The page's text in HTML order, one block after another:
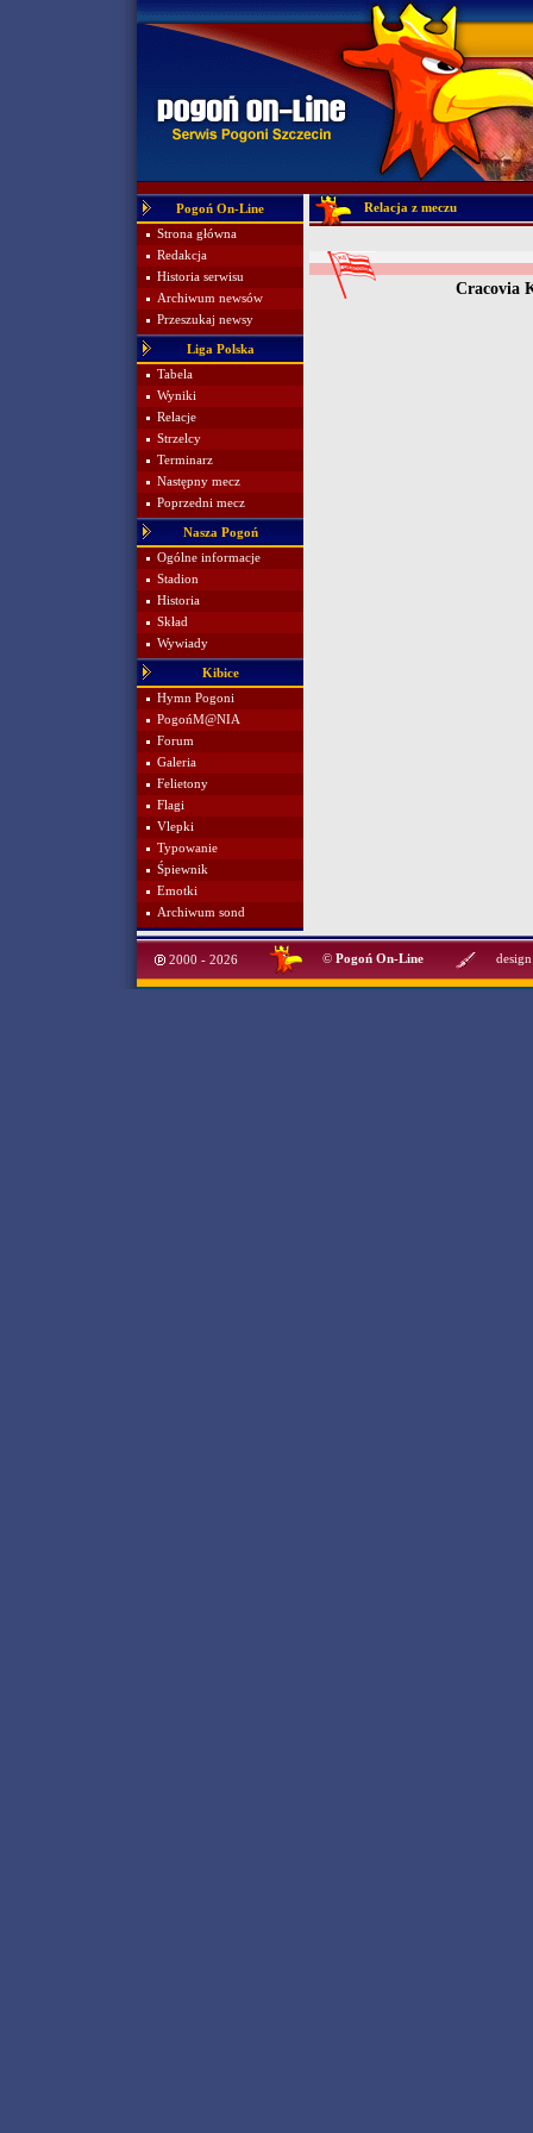
Pogoń On-Line
Strona główna
Redakcja
Historia serwisu
Archiwum newsów
Przeszukaj newsy
Liga Polska
Tabela
Wyniki
Relacje
Strzelcy
Terminarz
Następny mecz
Poprzedni mecz
Nasza Pogoń
Ogólne informacje
Stadion
Historia
Skład
Wywiady
Kibice
Hymn Pogoni
PogońM@NIA
Forum
Galeria
Felietony
Flagi
Vlepki
Typowanie
Śpiewnik
Emotki
Archiwum sond
Relacja z meczu
Cracovia
2000 - 2026 © Pogoń On-Line